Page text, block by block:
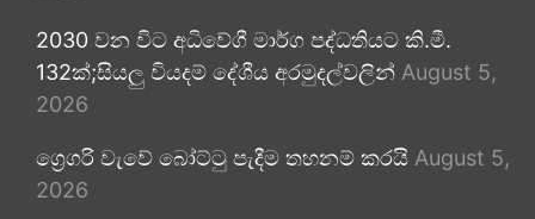
2030 වන විට අධිවේගී මාර්ග පද්ධතියට කි.මී.
132ක්;සියලු වියදම් දේශීය අරමුදල්වලින් August 5,
2026
ග්‍රෙගරි වැවේ බෝට්ටු පැදීම තහනම් කරයි August 5,
2026